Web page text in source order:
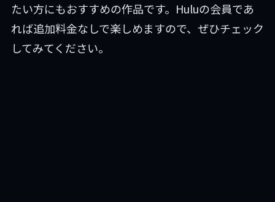
たい方にもおすすめの作品です。Huluの会員であ
れば追加料金なしで楽しめますので、ぜひチェック
してみてください。